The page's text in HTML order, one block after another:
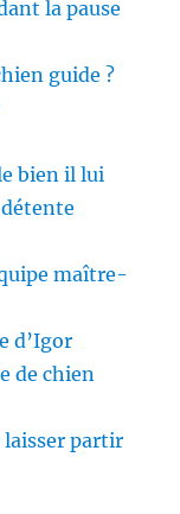
la pause
guide ?
bien il lui
maître-
d’Igor
de chien
laisser partir